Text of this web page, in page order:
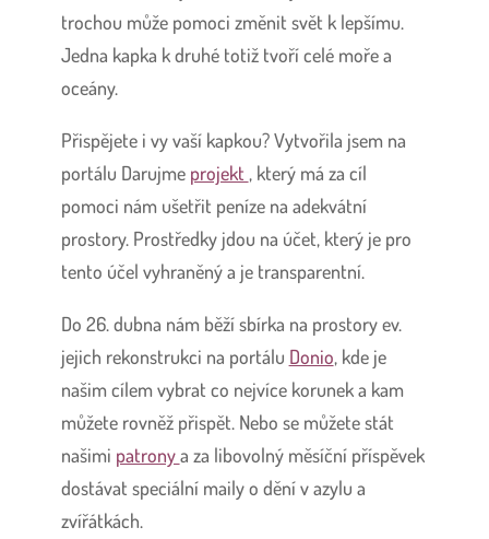
trochou může pomoci změnit svět k lepšímu.
Jedna kapka k druhé totiž tvoří celé moře a
oceány.
Přispějete i vy vaší kapkou? Vytvořila jsem na
portálu Darujme projekt , který má za cíl
pomoci nám ušetřit peníze na adekvátní
prostory. Prostředky jdou na účet, který je pro
tento účel vyhraněný a je transparentní.
Do 26. dubna nám běží sbírka na prostory ev.
jejich rekonstrukci na portálu Donio, kde je
našim cílem vybrat co nejvíce korunek a kam
můžete rovněž přispět. Nebo se můžete stát
našimi patronya za libovolný měsíční příspěvek
dostávat speciální maily o dění v azylu a
zvířátkách.